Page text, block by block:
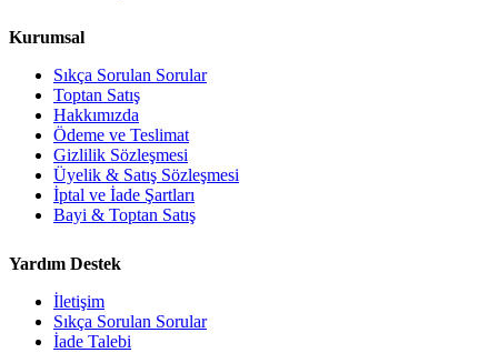
Kurumsal
Sıkça Sorulan Sorular
Toptan Satış
Hakkımızda
Ödeme ve Teslimat
Gizlilik Sözleşmesi
Üyelik & Satış Sözleşmesi
İptal ve İade Şartları
Bayi & Toptan Satış
Yardım Destek
İletişim
Sıkça Sorulan Sorular
İade Talebi